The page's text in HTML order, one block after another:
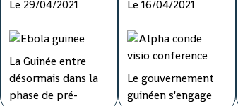
dans la phase
de pré-
élimination de
la fièvre Ebola
Le 29/04/2021
La Guinée entre
désormais dans la
phase de pré-
déclare
s'engager
dans la lutte
contre la
Le 16/04/2021
Le gouvernement
guinéen s'engage